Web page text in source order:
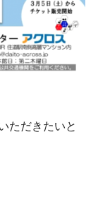
ただきたいと